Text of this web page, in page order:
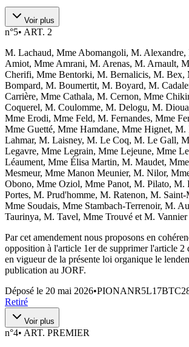
Voir plus
n°5• ART. 2
M. Lachaud, Mme Abomangoli, M.
Amiot, Mme Amrani, M. Arenas, M. Arnault,
Cherifi, Mme Bentorki, M. Bernalicis, M. Bex,
Bompard, M. Boumertit, M. Boyard, M.
Carrière, Mme Cathala, M. Cernon, Mme
Coquerel, M. Coulomme, M. Delogu, M.
Mme Erodi, Mme Feld, M. Fernandes, Mme
Mme Guetté, Mme Hamdane, Mme Hignet, M.
Lahmar, M. Laisney, M. Le Coq, M. Le Gall,
Legavre, Mme Legrain, Mme Lejeune, Mme
Léaument, Mme Élisa Martin, M. Maudet,
Mesmeur, Mme Manon Meunier, M. Nilor,
Obono, Mme Oziol, Mme Panot, M. Pilato, M.
Portes, M. Prud'homme, M. Ratenon, M.
Mme Soudais, Mme Stambach-Terrenoir, M.
Taurinya, M. Tavel, Mme Trouvé et M. Vannier
Par cet amendement nous proposons en
opposition à l'article 1er de supprimer l'article 2
en vigueur de la présente loi organique le
publication au JORF.
Déposé le 20 mai 2026•
Retiré
Voir plus
n°4• ART. PREMIER